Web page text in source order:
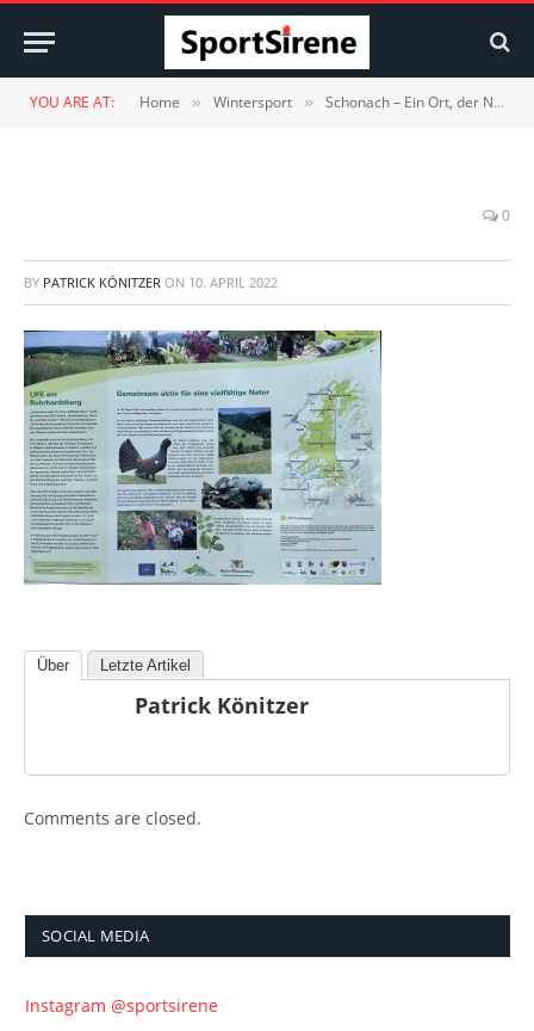
YOU ARE AT: Home » Wintersport » Schonach – Ein Ort, der Natur und Sport vereint
0
BY PATRICK KÖNITZER ON 10. APRIL 2022
Über Letzte Artikel
Patrick Könitzer
Comments are closed.
SOCIAL MEDIA
Instagram @sportsirene